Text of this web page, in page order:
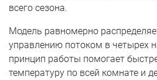
всего сезона.
Модель равномерно
управлению потоком в четырех
принцип работы помогает
температуру по всей комнате и